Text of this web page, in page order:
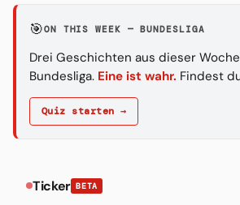
🎯ON THIS WEEK — BUNDESLIGA
Drei Geschichten aus dieser
Bundesliga. Eine ist wahr. Findest
Quiz starten →
Ticker BETA